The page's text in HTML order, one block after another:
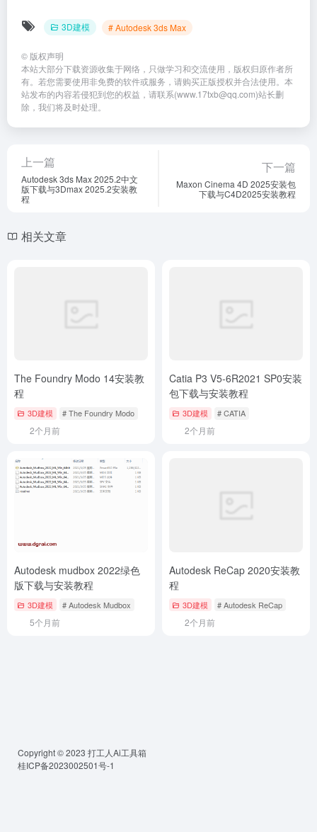
3D建模 # Autodesk 3ds Max
© 版权声明
本站大部分下载资源收集于网络，只做学习和交流使用，版权归原作者所
有。若您需要使用非免费的软件或服务，请购买正版授权并合法使用。本
站发布的内容若侵犯到您的权益，请联系(www.17txb@qq.com)站长删
除，我们将及时处理。
上一篇
Autodesk 3ds Max 2025.2中文
版下载与3Dmax 2025.2安装教
程
下一篇
Maxon Cinema 4D 2025安装包
下载与C4D2025安装教程
相关文章
The Foundry Modo 14安装教
程
3D建模 # The Foundry Modo
2个月前
Catia P3 V5-6R2021 SP0安装
包下载与安装教程
3D建模 # CATIA
2个月前
Autodesk mudbox 2022绿色
版下载与安装教程
3D建模 # Autodesk Mudbox
5个月前
Autodesk ReCap 2020安装教
程
3D建模 # Autodesk ReCap
2个月前
Copyright © 2023 打工人Ai工具箱
桂ICP备2023002501号-1